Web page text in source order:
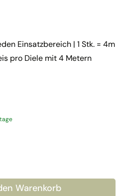
Einsatzbereich | 1 Stk. = 4m
pro Diele mit 4 Metern
Mahagoni - Business
Warenkorb